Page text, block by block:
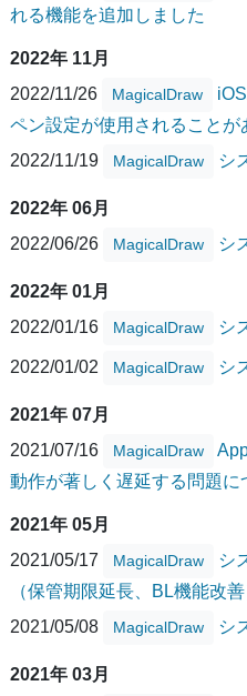
れる機能を追加しました
2022年 11月
2022/11/26
MagicalDraw
ペン設定が使用されることが
2022/11/19
MagicalDraw シ
2022年 06月
2022/06/26
MagicalDraw シ
2022年 01月
2022/01/16
MagicalDraw シ
2022/01/02 MagicalDraw シ
2021年 07月
2021/07/16
MagicalDraw
動作が著しく遅延する問題に
2021年 05月
2021/05/17
MagicalDraw
シ
（保管期限延長、BL機能改善
2021/05/08
MagicalDraw シ
2021年 03月